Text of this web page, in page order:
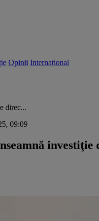
Opinii Internațional
direc...
09:09
investiţie